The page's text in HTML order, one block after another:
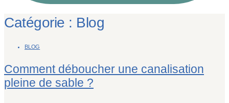
Catégorie : Blog
BLOG
Comment déboucher une canalisation
pleine de sable ?